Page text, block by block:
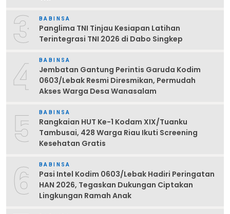
3 BABINSA
Panglima TNI Tinjau Kesiapan Latihan
Terintegrasi TNI 2026 di Dabo Singkep
4 BABINSA
Jembatan Gantung Perintis Garuda Kodim
0603/Lebak Resmi Diresmikan, Permudah
Akses Warga Desa Wanasalam
5 BABINSA
Rangkaian HUT Ke-1 Kodam XIX/Tuanku
Tambusai, 428 Warga Riau Ikuti Screening
Kesehatan Gratis
6 BABINSA
Pasi Intel Kodim 0603/Lebak Hadiri Peringatan
HAN 2026, Tegaskan Dukungan Ciptakan
Lingkungan Ramah Anak